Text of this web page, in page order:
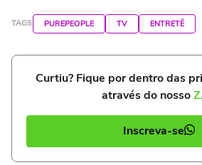
TAGS PUREPEOPLE TV ENTRETÊ
Curtiu? Fique por dentro das
através do nosso
Inscreva-se